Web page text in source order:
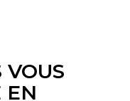
EN